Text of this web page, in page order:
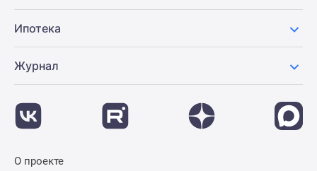
Ипотека
Журнал
О проекте